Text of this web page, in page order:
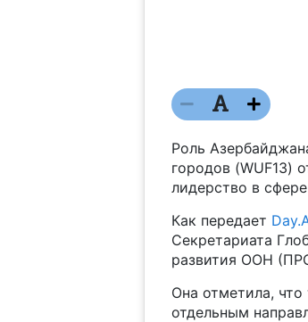
Роль
городов (WUF13)
лидерство в
Как передает
Секретариата
развития ООН
Она отметила,
отдельным